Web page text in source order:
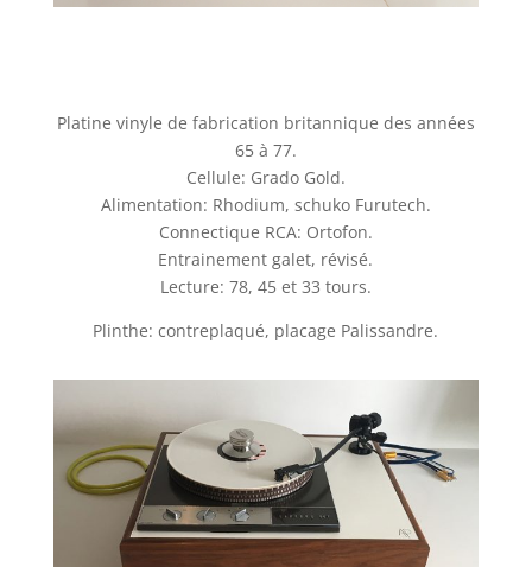
Platine vinyle de fabrication britannique des années
65 à 77.
Cellule: Grado Gold.
Alimentation: Rhodium, schuko Furutech.
Connectique RCA: Ortofon.
Entrainement galet, révisé.
Lecture: 78, 45 et 33 tours.
Plinthe: contreplaqué, placage Palissandre.